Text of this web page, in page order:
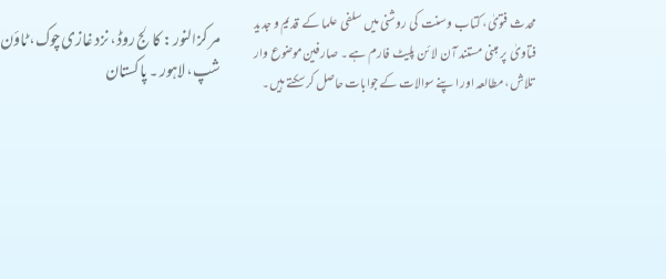
محدث فتویٰ، کتاب و سنت کی روشنی میں سلفی علما کے قدیم و جدید
فتاویٰ پر مبنی مستند آن لائن پلیٹ فارم ہے۔ صارفین موضوع وار
تلاش، مطالعہ اور اپنے سوالات کے جوابات حاصل کر سکتے ہیں۔
مرکز النور: کالج روڈ، نزد غازی چوک، ٹاؤن
شپ، لاہور ۔ پاکستان